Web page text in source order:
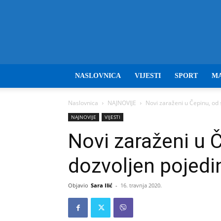
NASLOVNICA VIJESTI SPORT
Naslovnica NAJNOVIJE Novi zaraženi u Čepinu,
NAJNOVIJE VIJESTI
Novi zaraženi u
dozvoljen
Objavio Sara Ilić - 16. travnja 2020.